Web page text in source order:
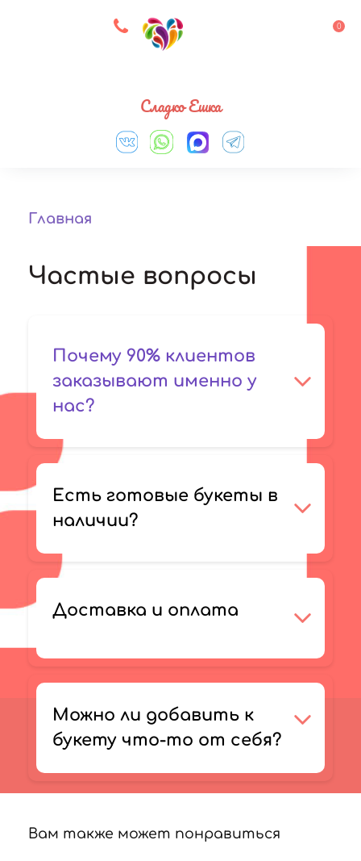
8 927 083 33 05 0
Сладко Ешка
Главная
Частые вопросы
Почему 90% клиентов
заказывают именно у
нас?
Есть готовые букеты в
наличии?
Доставка и оплата
Можно ли добавить к
букету что-то от себя?
Вам также может понравиться